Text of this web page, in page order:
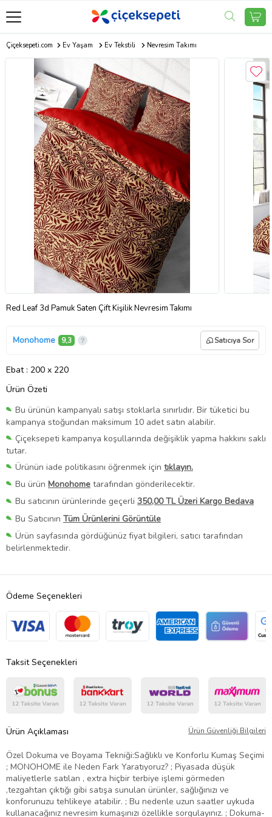
Çiçeksepeti.com Ev Yaşam Ev Tekstili Nevresim Takımı
Red Leaf 3d Pamuk Saten Çift Kişilik Nevresim Takımı
Monohome 9,3 Satıcıya Sor
Ebat : 200 x 220
Ürün Özeti
Bu ürünün kampanyalı satışı stoklarla sınırlıdır. Bir tüketici bu
kampanya stoğundan maksimum 10 adet satın alabilir.
Çiçeksepeti kampanya koşullarında değişiklik yapma hakkını saklı
tutar.
Ürünün iade politikasını öğrenmek için tıklayın.
Bu ürün Monohome tarafından gönderilecektir.
Bu satıcının ürünlerinde geçerli 350,00 TL Üzeri Kargo Bedava
Bu Satıcının Tüm Ürünlerini Görüntüle
Ürün sayfasında gördüğünüz fiyat bilgileri, satıcı tarafından
belirlenmektedir.
Ödeme Seçenekleri
Taksit Seçenekleri
Ürün Açıklaması Ürün Güvenliği Bilgileri
Özel Dokuma ve Boyama Tekniği:Sağlıklı ve Konforlu Kumaş Seçimi
; MONOHOME ile Neden Fark Yaratıyoruz? ; Piyasada düşük
maliyetlerle satılan , extra hiçbir terbiye işlemi görmeden
,tezgahtan çıktığı gibi satışa sunulan ürünler, sağlığınızı ve
konforunuzu tehlikeye atabilir. ; Bu nedenle uzun saatler uykuda
kullanacağınız nevresim kumaşınızı özellikle sorgulayınız. ; Dokuma-